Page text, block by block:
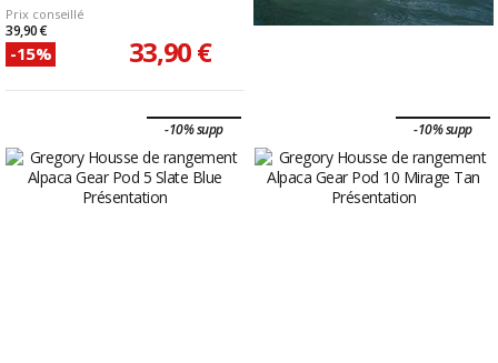
Prix conseillé
39,90 €
-15% 33,90 €
-10% supp -10% supp